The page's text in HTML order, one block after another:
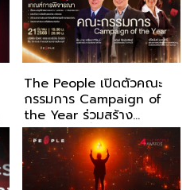
The People เปิดตัวคณะ
กรรมการ Campaign of
the Year ร่วมสร้าง
แคมเปญเปลี่ยนแปลงสังคม